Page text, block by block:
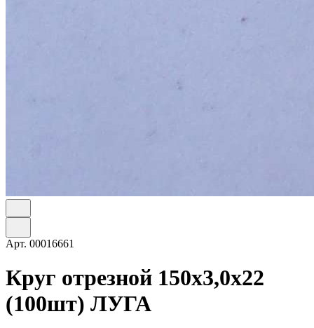
Арт. 00016661
Круг отрезной 150х3,0х22
(100шт) ЛУГА